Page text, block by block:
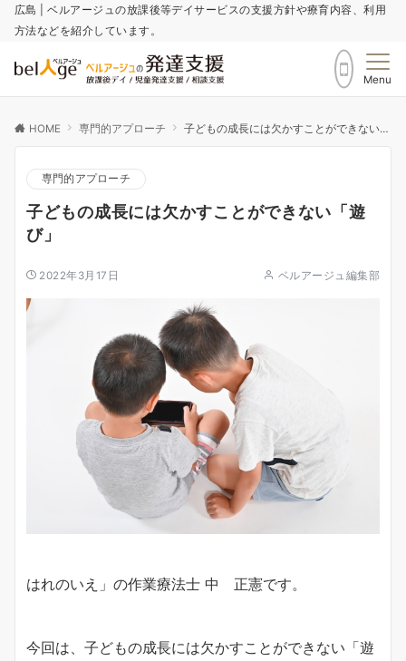
広島 | ベルアージュの放課後等デイサービスの支援方針や療育内容、利用
方法などを紹介しています。
Menu
HOME 専門的アプローチ 子どもの成長には欠かすことができない「遊び」
専門的アプローチ
子どもの成長には欠かすことができない「遊
び」
2022年3月17日 ベルアージュ編集部
はれのいえ」の作業療法士 中 正憲です。
今回は、子どもの成長には欠かすことができない「遊